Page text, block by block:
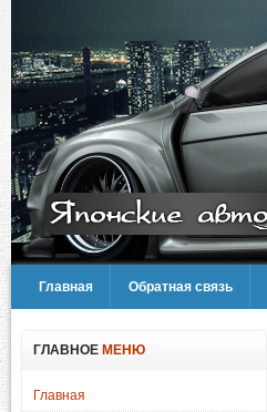
Главная Обратная связь
ГЛАВНОЕ МЕНЮ
Главная